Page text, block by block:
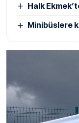
Halk
Minibüslere